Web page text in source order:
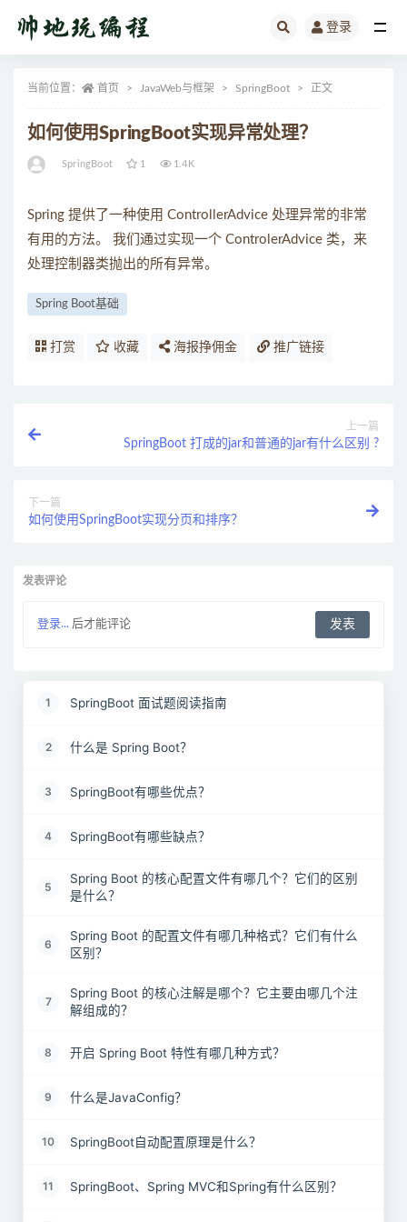
登录
当前位置： 首页 JavaWeb与框架 SpringBoot 正文
如何使用SpringBoot实现异常处理？
SpringBoot 1 1.4K
Spring 提供了一种使用 ControllerAdvice 处理异常的非常
有用的方法。 我们通过实现一个 ControlerAdvice 类，来
处理控制器类抛出的所有异常。
Spring Boot基础
打赏 收藏 海报挣佣金 推广链接
上一篇
SpringBoot 打成的jar和普通的jar有什么区别 ?
下一篇
如何使用SpringBoot实现分页和排序？
发表评论
登录... 后才能评论
1 SpringBoot 面试题阅读指南
2 什么是 Spring Boot？
3 SpringBoot有哪些优点？
4 SpringBoot有哪些缺点？
5
Spring Boot 的核心配置文件有哪几个？它们的区别
是什么？
6
Spring Boot 的配置文件有哪几种格式？它们有什么
区别？
7
Spring Boot 的核心注解是哪个？它主要由哪几个注
解组成的？
8 开启 Spring Boot 特性有哪几种方式？
9 什么是JavaConfig？
10 SpringBoot自动配置原理是什么？
11 SpringBoot、Spring MVC和Spring有什么区别？